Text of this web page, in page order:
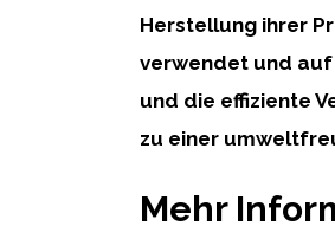
Herstellung ihrer
verwendet und
und die effiziente
zu einer
Mehr